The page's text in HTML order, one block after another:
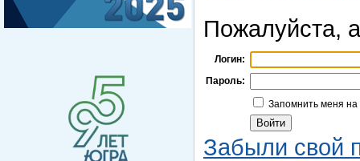
Пожалуйста,
Логин:
Пароль:
Запомнить меня
Забыли свой